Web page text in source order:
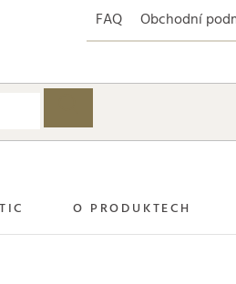
FAQ Obchodní
O PRODUKTECH